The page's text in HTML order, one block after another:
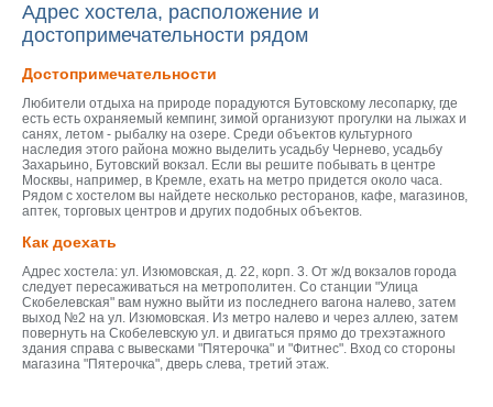
Адрес хостела, расположение и
достопримечательности рядом
Достопримечательности
Любители отдыха на природе порадуются Бутовскому лесопарку, где
есть есть охраняемый кемпинг, зимой организуют прогулки на лыжах и
санях, летом - рыбалку на озере. Среди объектов культурного
наследия этого района можно выделить усадьбу Чернево, усадьбу
Захарьино, Бутовский вокзал. Если вы решите побывать в центре
Москвы, например, в Кремле, ехать на метро придется около часа.
Рядом с хостелом вы найдете несколько ресторанов, кафе, магазинов,
аптек, торговых центров и других подобных объектов.
Как доехать
Адрес хостела: ул. Изюмовская, д. 22, корп. 3. От ж/д вокзалов города
следует пересаживаться на метрополитен. Со станции "Улица
Скобелевская" вам нужно выйти из последнего вагона налево, затем
выход №2 на ул. Изюмовская. Из метро налево и через аллею, затем
повернуть на Скобелевскую ул. и двигаться прямо до трехэтажного
здания справа с вывесками "Пятерочка" и "Фитнес". Вход со стороны
магазина "Пятерочка", дверь слева, третий этаж.